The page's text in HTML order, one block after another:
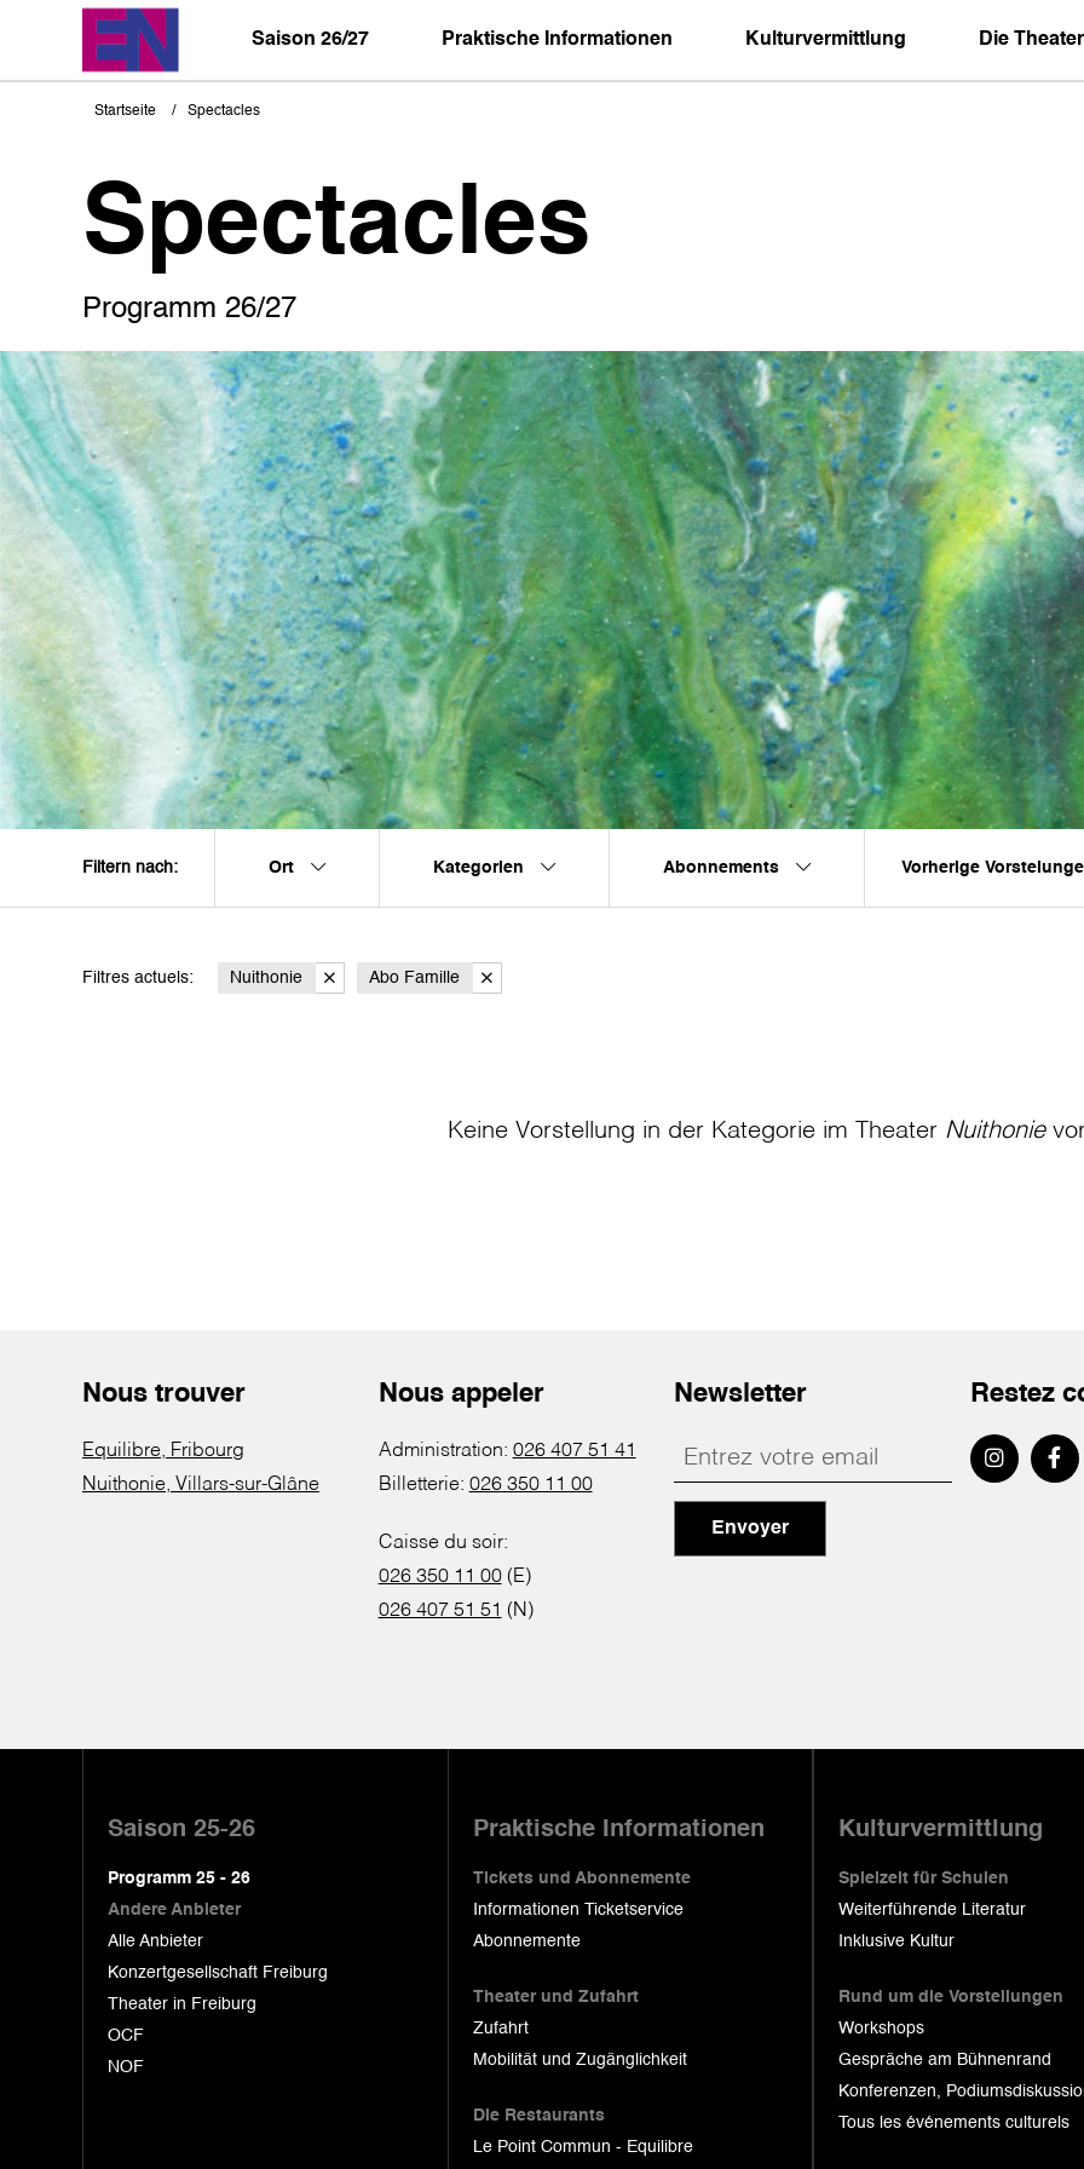
Saison 26/27 Praktische Informationen Kulturvermittlung Die Theater
Pfadnavigation
Startseite Spectacles
Spectacles
Programm 26/27
Filtern nach: Ort Kategorien Abonnements Vorherige
Filtres actuels: Nuithonie Abo Famille
Keine Vorstellung in der Kategorie im Theater Nuithonie
Nous trouver
Equilibre, Fribourg
Nuithonie, Villars-sur-Glâne
Nous appeler
Administration: 026 407 51 41
Billetterie: 026 350 11 00
Caisse du soir:
026 350 11 00(E)
026 407 51 51 (N)
Newsletter
Envoyer
Restez
Saison 25-26
Programm 25 - 26
Andere Anbieter
Alle Anbieter
Konzertgesellschaft Freiburg
Theater in Freiburg
OCF
NOF
Praktische Informationen
Tickets und Abonnemente
Informationen Ticketservice
Abonnemente
Theater und Zufahrt
Zufahrt
Mobilität und Zugänglichkeit
Die Restaurants
Le Point Commun - Equilibre
Kulturvermittlung
Spielzeit für Schulen
Weiterführende Literatur
Inklusive Kultur
Rund um die Vorstellungen
Workshops
Gespräche am Bühnenrand
Konferenzen,
Tous les événements culturels